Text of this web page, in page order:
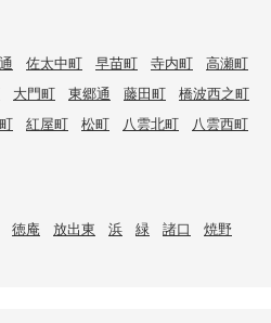
佐太中町 早苗町 寺内町
高瀬町
大門町 東郷通 藤田町
橋波西之町
紅屋町 松町 八雲北町
八雲西町
徳庵 放出東 浜 緑 諸口
焼野